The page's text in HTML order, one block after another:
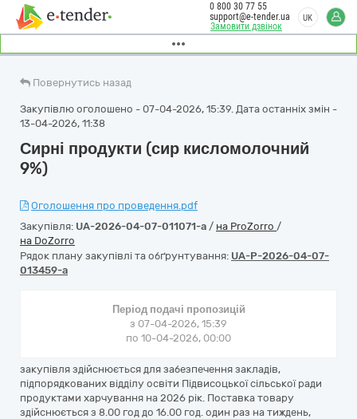
Замовити дзвінок
0 800 30 77 55
support@e-tender.ua
UK
Повернутись назад
Закупівлю оголошено - 07-04-2026, 15:39. Дата останніх змін -
13-04-2026, 11:38
Сирні продукти (сир кисломолочний
9%)
Оголошення про проведення.pdf
Закупівля: UA-2026-04-07-011071-a / на ProZorro /
на DoZorro
Рядок плану закупівлі та обґрунтування: UA-P-2026-04-07-
013459-a
Період подачі пропозицій
з 07-04-2026, 15:39
по 10-04-2026, 00:00
закупівля здійснюється для забезпечення закладів,
підпорядкованих відділу освіти Підвисоцької сільської ради
продуктами харчування на 2026 рік. Поставка товару
здійснюється з 8.00 год до 16.00 год. один раз на тиждень,